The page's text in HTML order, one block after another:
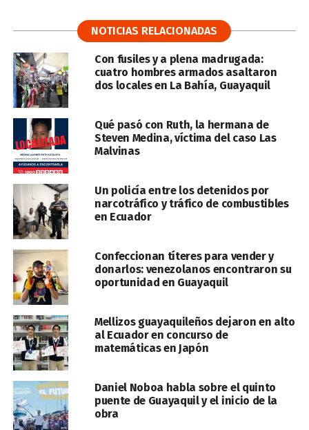
NOTICIAS RELACIONADAS
Con fusiles y a plena madrugada:
cuatro hombres armados asaltaron
dos locales en La Bahía, Guayaquil
Qué pasó con Ruth, la hermana de
Steven Medina, víctima del caso Las
Malvinas
Un policía entre los detenidos por
narcotráfico y tráfico de combustibles
en Ecuador
Confeccionan títeres para vender y
donarlos: venezolanos encontraron su
oportunidad en Guayaquil
Mellizos guayaquileños dejaron en alto
al Ecuador en concurso de
matemáticas en Japón
Daniel Noboa habla sobre el quinto
puente de Guayaquil y el inicio de la
obra